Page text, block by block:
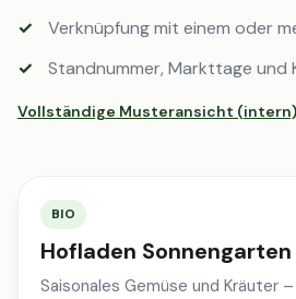
Verknüpfung mit einem oder
Standnummer, Markttage und
Vollständige Musteransicht (intern)
BIO
Hofladen Sonnengarten
Saisonales Gemüse und Kräuter